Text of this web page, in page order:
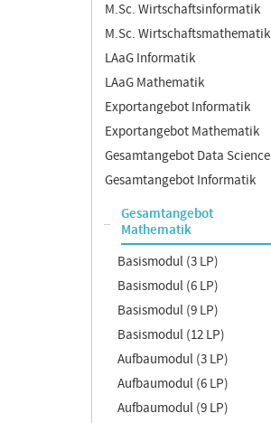
M.Sc. Wirtschaftsinformatik
M.Sc. Wirtschaftsmathematik
LAaG Informatik
LAaG Mathematik
Exportangebot Informatik
Exportangebot Mathematik
Gesamtangebot Data Science
Gesamtangebot Informatik
Gesamtangebot
Mathematik
Basismodul (3 LP)
Basismodul (6 LP)
Basismodul (9 LP)
Basismodul (12 LP)
Aufbaumodul (3 LP)
Aufbaumodul (6 LP)
Aufbaumodul (9 LP)